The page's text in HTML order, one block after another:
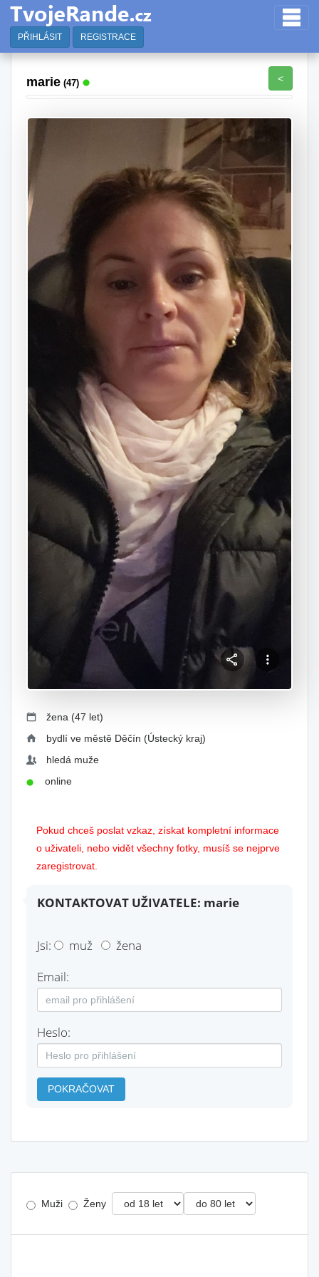
PŘIHLÁSIT REGISTRACE
marie (47) <
žena (47 let)
bydlí ve městě Děčín (Ústecký kraj)
hledá muže
online
Pokud chceš poslat vzkaz, získat kompletní informace
o uživateli, nebo vidět všechny fotky, musíš se nejprve
zaregistrovat.
KONTAKTOVAT UŽIVATELE: marie
Jsi: muž
žena
Email:
Heslo:
POKRAČOVAT
Muži Ženy